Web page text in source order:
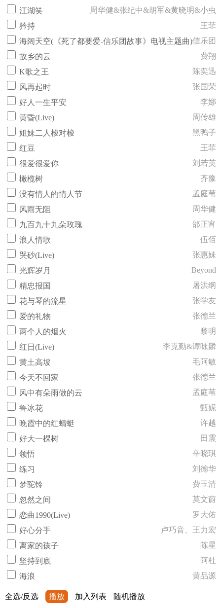
江湖笑
周华健&张纪中&胡军&黄晓明&小虫
矜持
王菲
海阔天空(《死了都要爱-信乐团故事》电视主题曲)信乐团
故乡的云
费翔
K歌之王
陈奕迅
风再起时
张国荣
好人一生平安
李娜
黄昏(Live)
周传雄
姐妹二人梭对梭
黑鸭子
红豆
王菲
很爱很爱你
刘若英
橄榄树
齐豫
没有情人的情人节
孟庭苇
风雨无阻
周华健
九百九十九朵玫瑰
邰正宵
浪人情歌
伍佰
哭砂(Live)
张惠妹
光辉岁月
Beyond
精忠报国
屠洪纲
花与琴的流星
张学友
爱的礼物
张德兰
两个人的烟火
黎明
红日(Live)
李克勤&谭咏麟
黄土高坡
毛阿敏
今天不回家
张德兰
风中有朵雨做的云
孟庭苇
鲁冰花
甄妮
晚霞中的红蜻蜓
许越
好大一棵树
田震
领悟
辛晓琪
练习
刘德华
梦驼铃
费玉清
忽然之间
莫文蔚
恋曲1990(Live)
罗大佑
好心分手
卢巧音、王力宏
离家的孩子
陈星
坚持到底
阿杜
海浪
黄品源
全选/反选 播放 加入列表 随机播放